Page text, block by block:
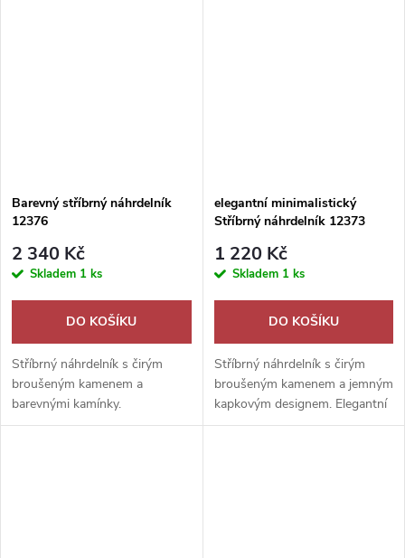
Barevný stříbrný náhrdelník
12376
2 340 Kč
Skladem 1 ks
DO KOŠÍKU
Stříbrný náhrdelník s čirým
broušeným kamenem a
barevnými kamínky.
Romantický třpytivý šperk,
elegantní minimalistický
Stříbrný náhrdelník 12373
1 220 Kč
Skladem 1 ks
DO KOŠÍKU
Stříbrný náhrdelník s čirým
broušeným kamenem a jemným
kapkovým designem. Elegantní
romantický šperk, ideální jako